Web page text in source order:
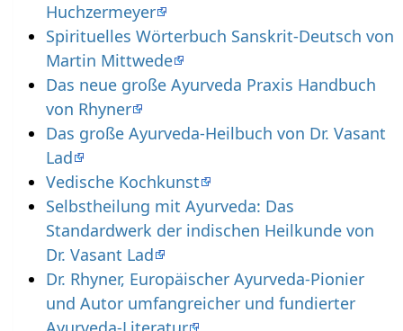
Huchzermeyer
Spirituelles Wörterbuch Sanskrit-Deutsch von
Martin Mittwede
Das neue große Ayurveda Praxis Handbuch
von Rhyner
Das große Ayurveda-Heilbuch von Dr. Vasant
Lad
Vedische Kochkunst
Selbstheilung mit Ayurveda: Das
Standardwerk der indischen Heilkunde von
Dr. Vasant Lad
Dr. Rhyner, Europäischer Ayurveda-Pionier
und Autor umfangreicher und fundierter